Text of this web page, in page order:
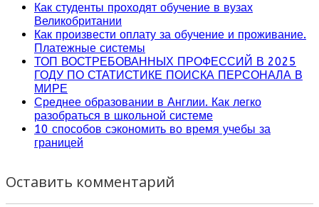
Как студенты проходят обучение в вузах
Великобритании
Как произвести оплату за обучение и проживание.
Платежные системы
ТОП ВОСТРЕБОВАННЫХ ПРОФЕССИЙ В 2025
ГОДУ ПО СТАТИСТИКЕ ПОИСКА ПЕРСОНАЛА В
МИРЕ
Среднее образовании в Англии. Как легко
разобраться в школьной системе
10 способов сэкономить во время учебы за
границей
Оставить комментарий